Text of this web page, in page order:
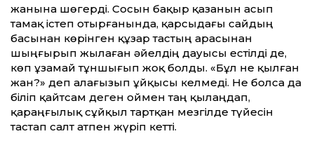
жанына шөгерді. Сосын бақыр қазанын асып
тамақ істеп отырғанында, қарсыдағы сайдың
басынан көрінген құзар тастың арасынан
шыңғырып жылаған әйелдің дауысы естілді де,
көп ұзамай тұншығып жоқ болды. «Бұл не қылған
жан?» деп алағызып ұйқысы келмеді. Не болса да
біліп қайтсам деген оймен таң қылаңдап,
қараңғылық сұйқыл тартқан мезгілде түйесін
тастап салт атпен жүріп кетті.